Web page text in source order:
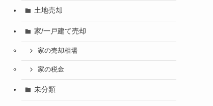
土地売却
家/一戸建て売却
家の売却相場
家の税金
未分類